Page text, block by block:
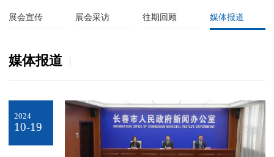
展会宣传 展会采访 往期回顾 媒体报道
媒体报道
2024
10-19